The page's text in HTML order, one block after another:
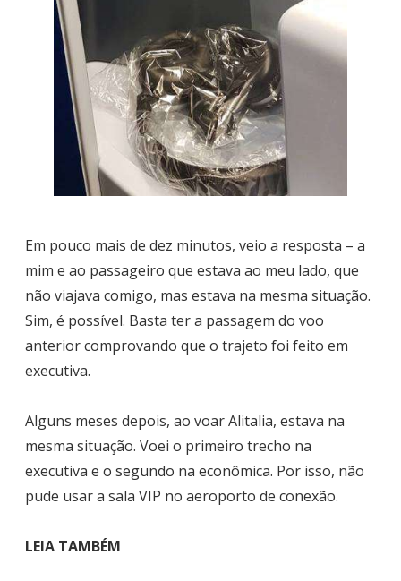
Em pouco mais de dez minutos, veio a resposta – a
mim e ao passageiro que estava ao meu lado, que
não viajava comigo, mas estava na mesma situação.
Sim, é possível. Basta ter a passagem do voo
anterior comprovando que o trajeto foi feito em
executiva.
Alguns meses depois, ao voar Alitalia, estava na
mesma situação. Voei o primeiro trecho na
executiva e o segundo na econômica. Por isso, não
pude usar a sala VIP no aeroporto de conexão.
LEIA TAMBÉM